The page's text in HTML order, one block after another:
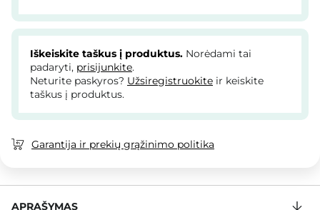
Iškeiskite taškus į produktus. Norėdami tai
padaryti, prisijunkite.
Neturite paskyros? Užsiregistruokite ir keiskite
taškus į produktus.
Garantija ir prekių grąžinimo politika
APRAŠYMAS